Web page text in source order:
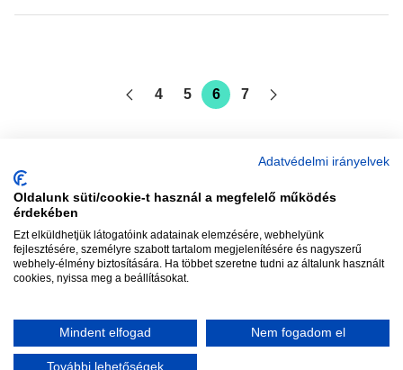
4 5 6 7
Szerkesztőség:szerk@vadhajtasok.hu
Modi:moderator@vadhajtasok.hu
AdatvédelemImpresszumSzerzői jogok
2018 Vadhajtások.hu
Adatvédelmi irányelvek
Oldalunk süti/cookie-t használ a megfelelő működés
érdekében
Ezt elküldhetjük látogatóink adatainak elemzésére, webhelyünk
fejlesztésére, személyre szabott tartalom megjelenítésére és nagyszerű
webhely-élmény biztosítására. Ha többet szeretne tudni az általunk használt
cookies, nyissa meg a beállításokat.
Mindent elfogad Nem fogadom el
További lehetőségek